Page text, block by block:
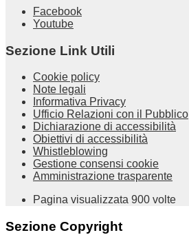
Facebook
Youtube
Sezione Link Utili
Cookie policy
Note legali
Informativa Privacy
Ufficio Relazioni con il Pubblico
Dichiarazione di accessibilità
Obiettivi di accessibilità
Whistleblowing
Gestione consensi cookie
Amministrazione trasparente
Pagina visualizzata 900 volte
Sezione Copyright